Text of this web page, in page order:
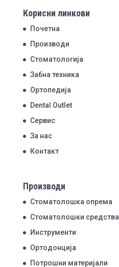
Корисни линкови
Почетна
Производи
Стоматологија
Забна техника
Ортопедија
Dental Outlet
Сервис
За нас
Контакт
Производи
Стоматолошка опрема
Стоматолошки средства
Инструменти
Ортодонција
Потрошни материјали